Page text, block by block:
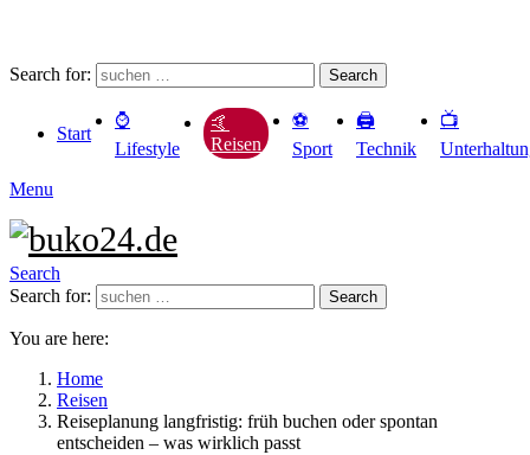
Search for: Search
Start
⌚️
Lifestyle
🤙
Reisen
⚽️
Sport
🖨️
Technik
📺
Menu
Search
Search for:
Search
You are here:
Home
Reisen
Reiseplanung langfristig: früh buchen oder spontan
entscheiden – was wirklich passt